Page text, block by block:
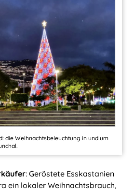
die Weihnachtsbeleuchtung in und um
: Geröstete Esskastanien
ein lokaler Weihnachtsbrauch,